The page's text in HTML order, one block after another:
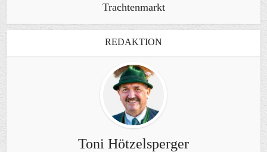
Trachtenmarkt
REDAKTION
Toni Hötzelsperger